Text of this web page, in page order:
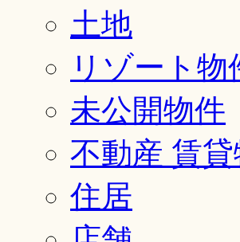
土地
リゾート物
未公開物件
不動産 賃
住居